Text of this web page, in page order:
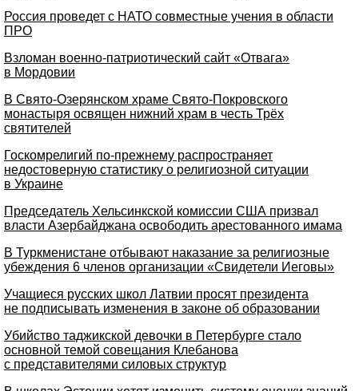
Россия проведет с НАТО совместные учения в области
ПРО
Взломан военно-патриотический сайт «Отвага»
в Мордовии
В Свято-Озерянском храме Свято-Покровского
монастыря освящен нижний храм в честь Трёх
святителей
Госкомрелигий по-прежнему распространяет
недостоверную статистику о религиозной ситуации
в Украине
Председатель Хельсинкской комиссии США призвал
власти Азербайджана освободить арестованного имама
В Туркменистане отбывают наказание за религиозные
убеждения 6 членов организации «Свидетели Иеговы»
Учащиеся русских школ Латвии просят президента
не подписывать изменения в законе об образовании
Убийство таджикской девочки в Петербурге стало
основной темой совещания Клебанова
с представителями силовых структур